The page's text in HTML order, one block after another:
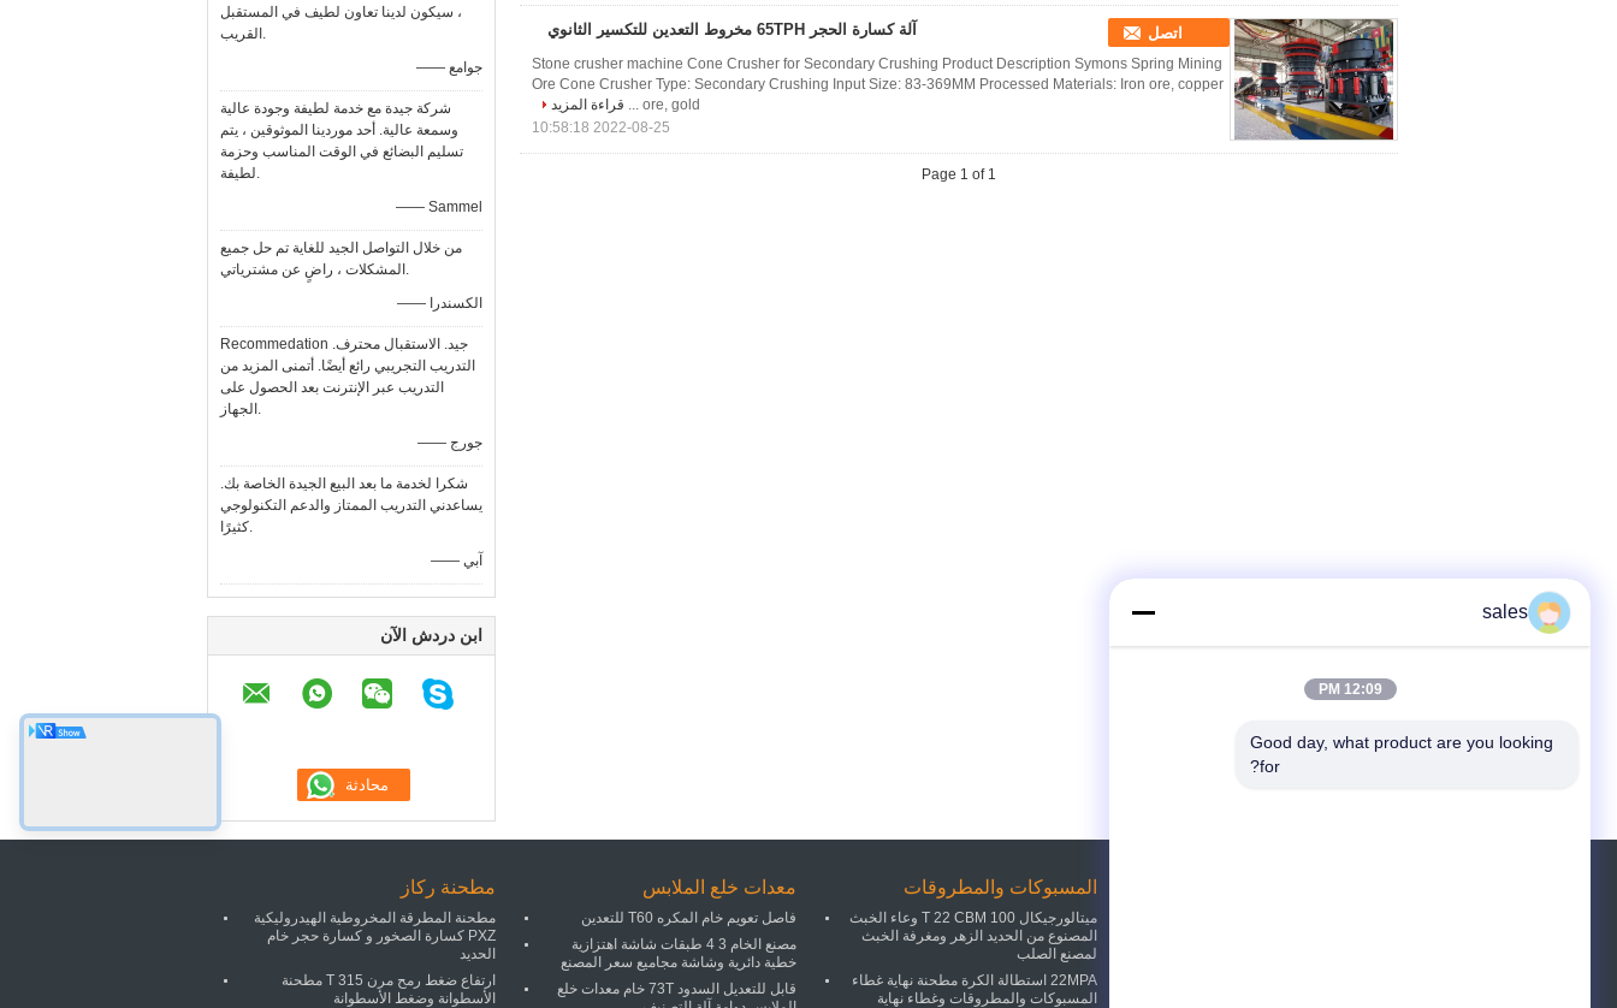
، سيكون لدينا تعاون لطيف في المستقبل
القريب.
—— جوامع
شركة جيدة مع خدمة لطيفة وجودة عالية
وسمعة عالية. أحد موردينا الموثوقين ، يتم
تسليم البضائع في الوقت المناسب وحزمة
لطيفة.
—— Sammel
من خلال التواصل الجيد للغاية تم حل جميع
المشكلات ، راضٍ عن مشترياتي.
—— الكسندرا
Recommedation جيد. الاستقبال محترف.
التدريب التجريبي رائع أيضًا. أتمنى المزيد من
التدريب عبر الإنترنت بعد الحصول على
الجهاز.
—— جورج
شكرا لخدمة ما بعد البيع الجيدة الخاصة بك.
يساعدني التدريب الممتاز والدعم التكنولوجي
كثيرًا.
—— آبي
ابن دردش الآن
آلة كسارة الحجر 65TPH مخروط التعدين للتكسير الثانوي اتصل
Stone crusher machine Cone Crusher for Secondary Crushing Product Description Symons Spring Mining
Ore Cone Crusher Type: Secondary Crushing Input Size: 83-369MM Processed Materials: Iron ore, copper
ore, gold ...
قراءة المزيد
2022-08-25 10:58:18
Page 1 of 1
مطحنة ركاز
مطحنة المطرقة المخروطية الهيدروليكية
PXZ كسارة الصخور و كسارة حجر خام
الحديد
ارتفاع ضغط رمح مرن 315 T مطحنة
الأسطوانة وضغط الأسطوانة
معدات خلع الملابس
فاصل تعويم خام المكره T60 للتعدين
مصنع الخام 3 4 طبقات شاشة اهتزازية
خطية دائرية وشاشة مجاميع سعر المصنع
قابل للتعديل السدود 73T خام معدات خلع
المسبوكات والمطروقات
ميتالورجيكال 100 T 22 CBM وعاء الخبث
المصنوع من الحديد الزهر ومغرفة الخبث
لمصنع الصلب
22MPA استطالة الكرة مطحنة نهاية غطاء
المسبوكات والمطروقات وغطاء نهاية
sales
12:09 PM
Good day, what product are you looking
for?